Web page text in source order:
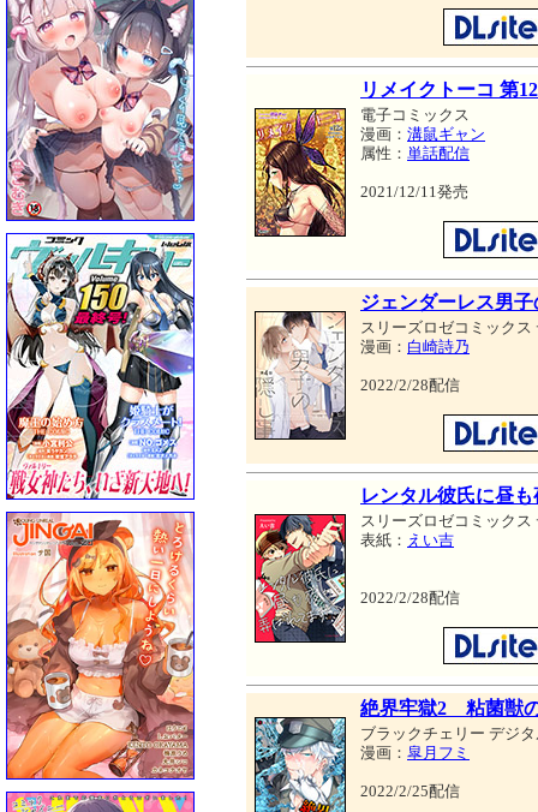
リメイクトーコ 第
電子コミックス
漫画： 溝鼠ギャン
属性： 単話配信
2021/12/11発売
ジェンダーレス男
スリーズロゼコミックス
漫画： 白崎詩乃
2022/2/28配信
レンタル彼氏に昼
スリーズロゼコミックス
表紙： えい吉
2022/2/28配信
絶界牢獄2 粘菌獣
ブラックチェリー デジ
漫画： 皐月フミ
2022/2/25配信